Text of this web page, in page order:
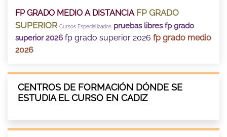
FP GRADO MEDIO A DISTANCIA FP GRADO
SUPERIOR Cursos Especializados pruebas libres fp grado
superior 2026 fp grado superior 2026 fp grado medio
2026
CENTROS DE FORMACIÓN DÓNDE SE
ESTUDIA EL CURSO EN CADIZ